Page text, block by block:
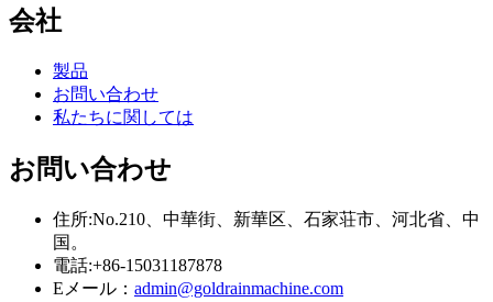
会社
製品
お問い合わせ
私たちに関しては
お問い合わせ
住所:No.210、中華街、新華区、石家荘市、河北省、中
国。
電話:+86-15031187878
Eメール： admin@goldrainmachine.com